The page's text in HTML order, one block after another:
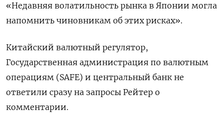
«Недавняя волатильность рынка в Японии могла
напомнить чиновникам об этих рисках».
Китайский валютный регулятор,
Государственная администрация по валютным
операциям (SAFE) и центральный банк не
ответили сразу на запросы Рейтер о
комментарии.